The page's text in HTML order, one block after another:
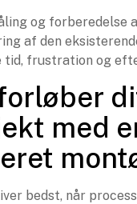
og forberedelse
af den
tid, frustration og
med
bedst, når